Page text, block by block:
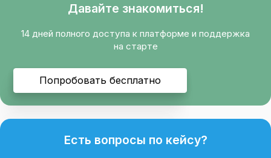
Давайте знакомиться!
14 дней полного доступа к платформе и поддержка
на старте
Попробовать бесплатно
Есть вопросы по кейсу?